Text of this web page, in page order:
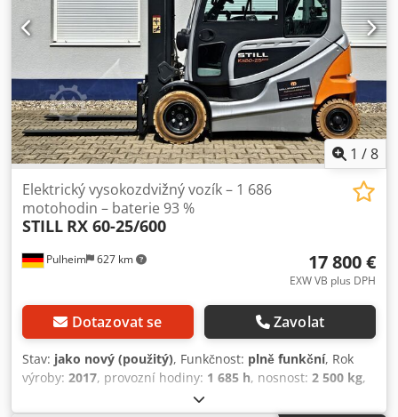
1 /8
Pulheim 627 km
Elektrický vysokozdvižný vozík – 1 686
motohodin – baterie 93 %
STILL RX 60-25/600
17 800 €
EXW VB plus DPH
Dotazovat se Zavolat
Stav: jako nový (použitý), Funkčnost: plně funkční, Rok
výroby: 2017, provozní hodiny: 1 685 h, nosnost: 2 500 kg,
, volný zdvih: